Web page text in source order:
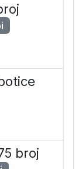
broj